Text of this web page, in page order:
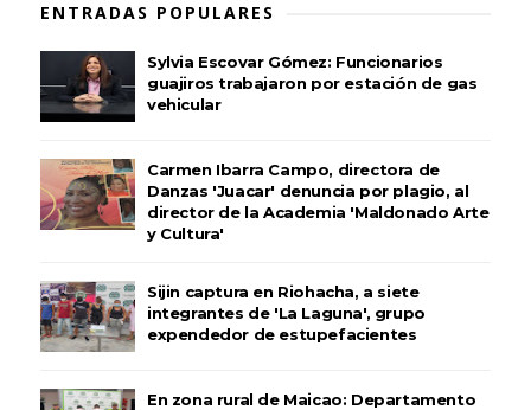
ENTRADAS POPULARES
Sylvia Escovar Gómez: Funcionarios
guajiros trabajaron por estación de gas
vehicular
Carmen Ibarra Campo, directora de
Danzas 'Juacar' denuncia por plagio, al
director de la Academia 'Maldonado Arte
y Cultura'
Sijin captura en Riohacha, a siete
integrantes de 'La Laguna', grupo
expendedor de estupefacientes
En zona rural de Maicao: Departamento